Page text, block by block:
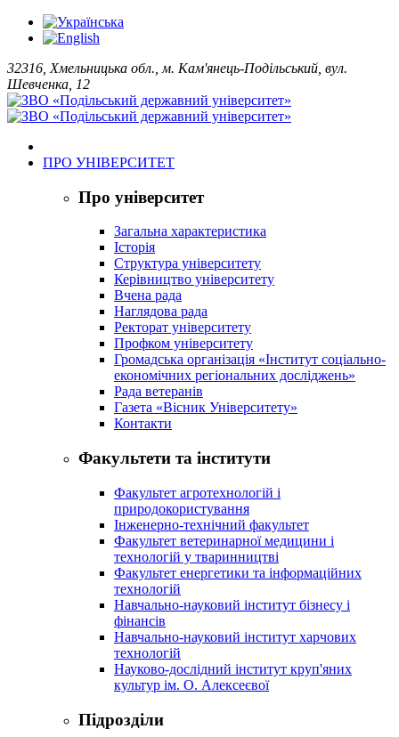
32316, Хмельницька обл., м. Кам'янець-Подільський, вул.
Шевченка, 12
ПРО УНІВЕРСИТЕТ
Про університет
Загальна характеристика
Історія
Структура університету
Керівництво університету
Вчена рада
Наглядова рада
Ректорат університету
Профком університету
Громадська організація «Інститут соціально-
економічних регіональних досліджень»
Рада ветеранів
Газета «Вісник Університету»
Контакти
Факультети та інститути
Факультет агротехнологій і
природокористування
Інженерно-технічний факультет
Факультет ветеринарної медицини і
технологій у тваринництві
Факультет енергетики та інформаційних
технологій
Навчально-науковий інститут бізнесу і
фінансів
Навчально-науковий інститут харчових
технологій
Науково-дослідний інститут круп'яних
культур ім. О. Алексеєвої
Підрозділи